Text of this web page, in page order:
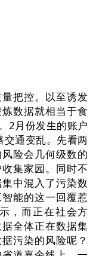
把控。以至诱发
数据就相当于食
2月份发生的账户
通变乱。先看两
险会几何级数的
集家园。同时不
中混入了污染数
能的这一回覆惹
，而正在社会方
全体正在数据集
污染的风险呢？